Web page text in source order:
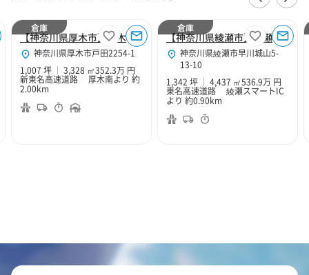
【神奈川県厚木市】厚木１０２
神奈川県厚木市戸田2254-1
1,007 坪
3,328 ㎡352.3万 円
新東名高速道路 厚木南より 約
2.00km
倉庫
【神奈川県綾瀬市】綾瀬倉庫７
神奈川県綾瀬市早川城山5-
13-10
1,342 坪
4,437 ㎡536.9万 円
東名高速道路 綾瀬スマートIC
より 約0.90km
倉庫